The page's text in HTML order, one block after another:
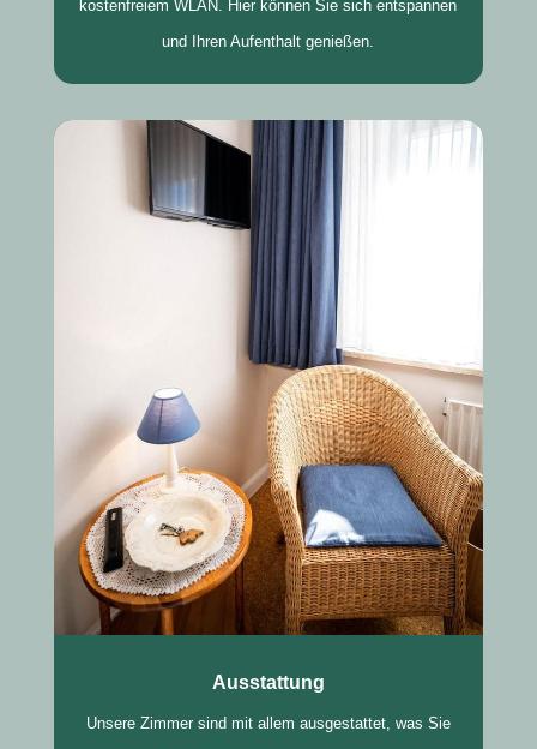
kostenfreiem WLAN. Hier können Sie sich entspannen
und Ihren Aufenthalt genießen.
Ausstattung
Unsere Zimmer sind mit allem ausgestattet, was Sie